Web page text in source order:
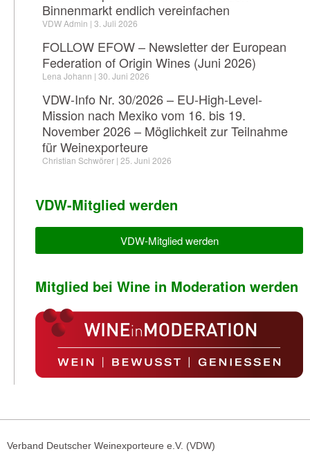
Binnenmarkt endlich vereinfachen
VDW Admin 3. Juli 2026
FOLLOW EFOW – Newsletter der European
Federation of Origin Wines (Juni 2026)
Lena Johann 30. Juni 2026
VDW-Info Nr. 30/2026 – EU-High-Level-
Mission nach Mexiko vom 16. bis 19.
November 2026 – Möglichkeit zur Teilnahme
für Weinexporteure
Christian Schwörer 25. Juni 2026
VDW-Mitglied werden
VDW-Mitglied werden
Mitglied bei Wine in Moderation werden
Verband Deutscher Weinexporteure e.V. (VDW)